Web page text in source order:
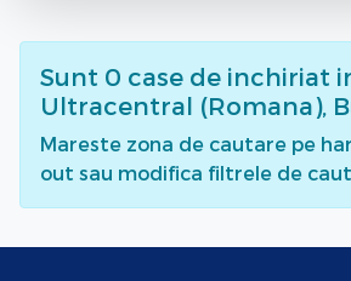
Sunt 0 case de inchiriat
Ultracentral (Romana),
Mareste zona de cautare pe
out sau modifica filtrele de